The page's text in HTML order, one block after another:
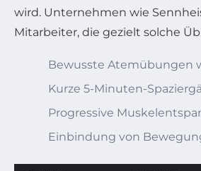
wird. Unternehmen wie
Mitarbeiter, die gezielt solche
Bewusste Atemübungen
Kurze 5-Minuten-
Progressive
Einbindung von